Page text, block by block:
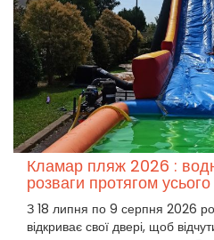
Кламар пляж 2026 :
розваги протягом
З 18 липня по 9 серпня 2026
відкриває свої двері, щоб